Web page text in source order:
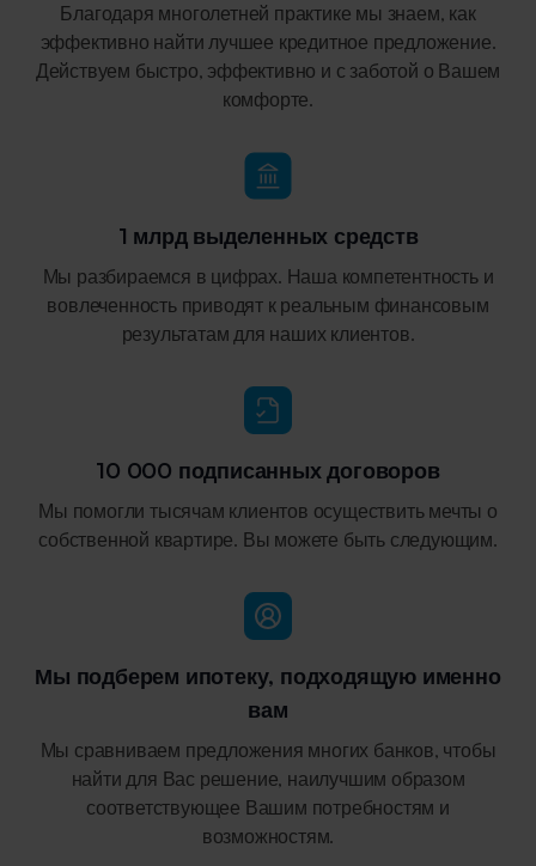
Благодаря многолетней практике мы знаем, как
эффективно найти лучшее кредитное предложение.
Действуем быстро, эффективно и с заботой о Вашем
комфорте.
1 млрд выделенных средств
Мы разбираемся в цифрах. Наша компетентность и
вовлеченность приводят к реальным финансовым
результатам для наших клиентов.
10 000 подписанных договоров
Мы помогли тысячам клиентов осуществить мечты о
собственной квартире. Вы можете быть следующим.
Мы подберем ипотеку, подходящую именно
вам
Мы сравниваем предложения многих банков, чтобы
найти для Вас решение, наилучшим образом
соответствующее Вашим потребностям и
возможностям.